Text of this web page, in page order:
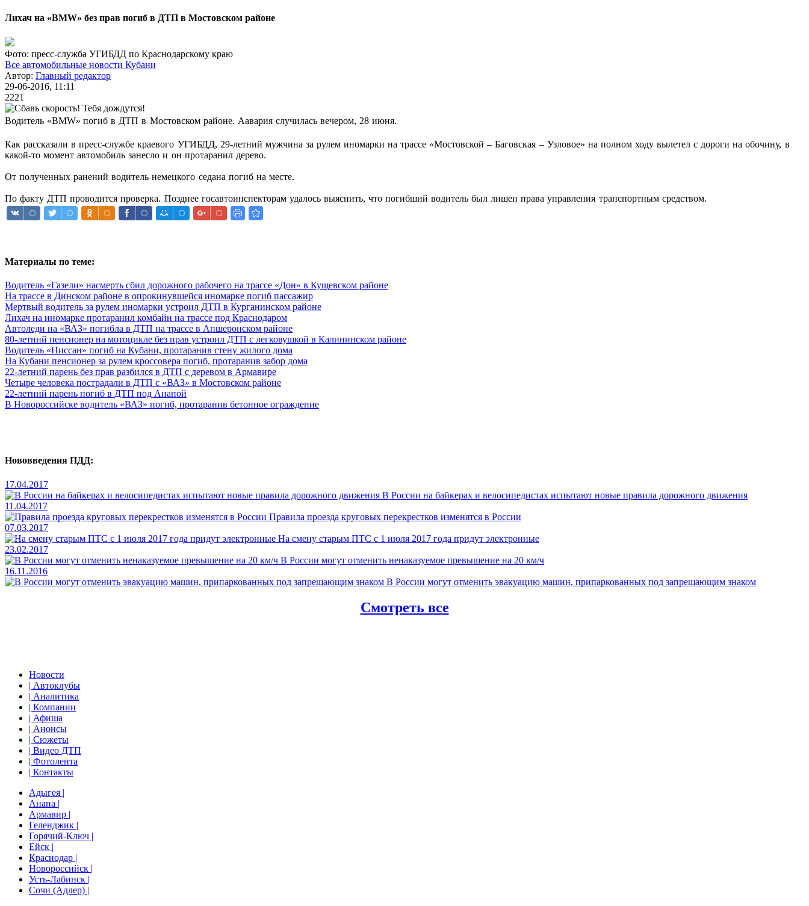
Лихач на «BMW» без прав погиб в ДТП в Мостовском районе
Фото: пресс-служба УГИБДД по Краснодарскому краю
Все автомобильные новости Кубани
Автор: Главный редактор
29-06-2016, 11:11
2221
Водитель «BMW»погиб в ДТП в Мостовском районе. Аавария случилась вечером, 28 июня.
Как рассказали в пресс-службе краевого УГИБДД, 29-летний мужчина за рулем иномарки на трассе «Мостовской – Баговская – Узловое» на полном ходу вылетел с дороги на обочину, в
какой-то момент автомобиль занесло и он протаранил дерево.
От полученных ранений водитель немецкого седана погиб на месте.
По факту ДТП проводится проверка. Позднее госавтоинспекторам удалось выяснить, что погибший водитель был лишен права управления транспортным средством.
Материалы по теме:
Водитель «Газели» насмерть сбил дорожного рабочего на трассе «Дон» в Кущевском районе
На трассе в Динском районе в опрокинувшейся иномарке погиб пассажир
Мертвый водитель за рулем иномарки устроил ДТП в Курганинском районе
Лихач на иномарке протаранил комбайн на трассе под Краснодаром
Автоледи на «ВАЗ» погибла в ДТП на трассе в Апшеронском районе
80-летний пенсионер на мотоцикле без прав устроил ДТП с легковушкой в Калининском районе
Водитель «Ниссан» погиб на Кубани, протаранив стену жилого дома
На Кубани пенсионер за рулем кроссовера погиб, протаранив забор дома
22-летний парень без прав разбился в ДТП с деревом в Армавире
Четыре человека пострадали в ДТП с «ВАЗ» в Мостовском районе
22-летний парень погиб в ДТП под Анапой
В Новороссийске водитель «ВАЗ» погиб, протаранив бетонное ограждение
Нововведения ПДД:
17.04.2017
В России на байкерах и велосипедистах испытают новые правила дорожного движения
11.04.2017
Правила проезда круговых перекрестков изменятся в России
07.03.2017
На смену старым ПТС с 1 июля 2017 года придут электронные
23.02.2017
В России могут отменить ненаказуемое превышение на 20 км/ч
16.11.2016
В России могут отменить эвакуацию машин, припаркованных под запрещающим знаком
Смотреть все
Новости
| Автоклубы
| Аналитика
| Компании
| Афиша
| Анонсы
| Сюжеты
| Видео ДТП
| Фотолента
| Контакты
Адыгея |
Анапа |
Армавир |
Геленджик |
Горячий-Ключ |
Ейск |
Краснодар |
Новороссийск |
Усть-Лабинск |
Сочи (Адлер) |